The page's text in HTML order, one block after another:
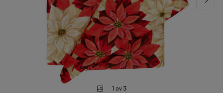
1 av 3